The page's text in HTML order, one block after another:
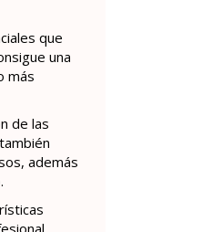
que
una
más
de las
además